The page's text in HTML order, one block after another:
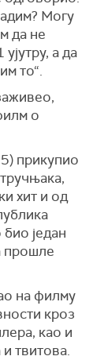
Могу
да не
а да
то“.
о
прикупио
хит и од
један
прошле
на филму
кроз
као и
твитова.